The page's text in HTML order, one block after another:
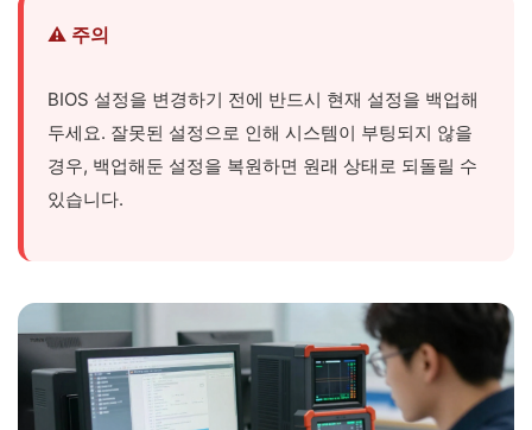
⚠️ 주의
BIOS 설정을 변경하기 전에 반드시 현재 설정을 백업해
두세요. 잘못된 설정으로 인해 시스템이 부팅되지 않을
경우, 백업해둔 설정을 복원하면 원래 상태로 되돌릴 수
있습니다.